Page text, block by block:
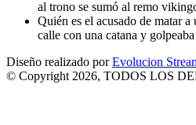
al trono se sumó al remo
Quién es el acusado de matar
calle con una catana y
Diseño realizado porEvolucion
© Copyright 2026, TODOS LOS